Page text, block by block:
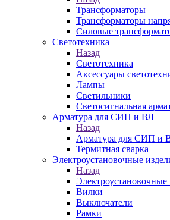
Трансформаторы
Трансформаторы
Силовые
Светотехника
Назад
Светотехника
Аксессуары
Лампы
Светильники
Светосигнальная
Арматура для СИП и ВЛ
Назад
Арматура для СИП и
Термитная сварка
Электроустановочные
Назад
Электроустановочные
Вилки
Выключатели
Рамки